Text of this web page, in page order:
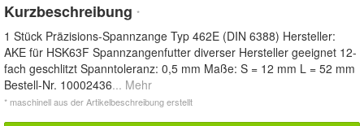
Kurzbeschreibung *
1 Stück Präzisions-Spannzange Typ 462E (DIN 6388) Hersteller:
AKE für HSK63F Spannzangenfutter diverser Hersteller geeignet 12-
fach geschlitzt Spanntoleranz: 0,5 mm Maße: S = 12 mm L = 52 mm
Bestell-Nr. 10002436... Mehr
* maschinell aus der Artikelbeschreibung erstellt